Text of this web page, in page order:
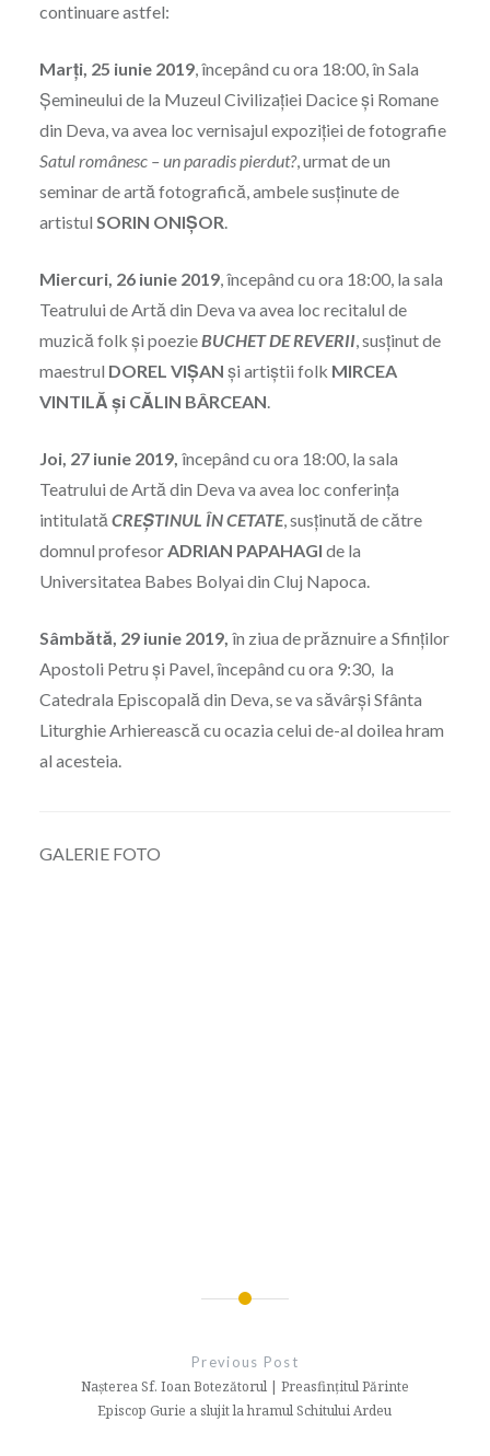
continuare astfel:
Marți, 25 iunie 2019, începând cu ora 18:00, în Sala
Șemineului de la Muzeul Civilizației Dacice și Romane
din Deva, va avea loc vernisajul expoziției de fotografie
Satul românesc – un paradis pierdut?, urmat de un
seminar de artă fotografică, ambele susținute de
artistul SORIN ONIȘOR.
Miercuri, 26 iunie 2019, începând cu ora 18:00, la sala
Teatrului de Artă din Deva va avea loc recitalul de
muzică folk și poezieBUCHET DE REVERII, susținut de
maestrul DOREL VIȘAN și artiștii folk MIRCEA
VINTILĂ și CĂLIN BÂRCEAN.
Joi, 27 iunie 2019, începând cu ora 18:00, la sala
Teatrului de Artă din Deva va avea loc conferința
intitulată CREȘTINUL ÎN CETATE, susținută de către
domnul profesorADRIAN PAPAHAGI de la
Universitatea Babes Bolyai din Cluj Napoca.
Sâmbătă, 29 iunie 2019, în ziua de prăznuire a Sfinţilor
Apostoli Petru şi Pavel, începând cu ora 9:30, la
Catedrala Episcopală din Deva, se va săvârşi Sfânta
Liturghie Arhierească cu ocazia celui de-al doilea hram
al acesteia.
GALERIE FOTO
articole
Previous Post
Nașterea Sf. Ioan Botezătorul | Preasfințitul Părinte
Episcop Gurie a slujit la hramul Schitului Ardeu